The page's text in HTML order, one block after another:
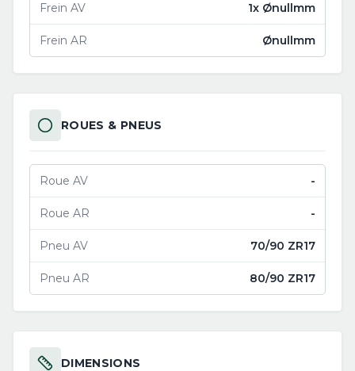
Frein AV 1x Ønullmm
Frein AR Ønullmm
ROUES & PNEUS
Roue AV -
Roue AR -
Pneu AV 70/90 ZR17
Pneu AR 80/90 ZR17
DIMENSIONS